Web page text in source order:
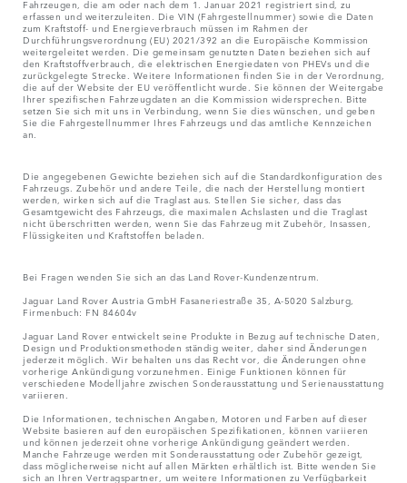
Fahrzeugen, die am oder nach dem 1. Januar 2021 registriert sind, zu
erfassen und weiterzuleiten. Die VIN (Fahrgestellnummer) sowie die Daten
zum Kraftstoff- und Energieverbrauch müssen im Rahmen der
Durchführungsverordnung (EU) 2021/392 an die Europäische Kommission
weitergeleitet werden. Die gemeinsam genutzten Daten beziehen sich auf
den Kraftstoffverbrauch, die elektrischen Energiedaten von PHEVs und die
zurückgelegte Strecke. Weitere Informationen finden Sie in der Verordnung,
die auf der Website der EU veröffentlicht wurde. Sie können der Weitergabe
Ihrer spezifischen Fahrzeugdaten an die Kommission widersprechen. Bitte
setzen Sie sich mit uns in Verbindung , wenn Sie dies wünschen, und geben
Sie die Fahrgestellnummer Ihres Fahrzeugs und das amtliche Kennzeichen
an.
Die angegebenen Gewichte beziehen sich auf die Standardkonfiguration des
Fahrzeugs. Zubehör und andere Teile, die nach der Herstellung montiert
werden, wirken sich auf die Traglast aus. Stellen Sie sicher, dass das
Gesamtgewicht des Fahrzeugs, die maximalen Achslasten und die Traglast
nicht überschritten werden, wenn Sie das Fahrzeug mit Zubehör, Insassen,
Flüssigkeiten und Kraftstoffen beladen.
Bei Fragen wenden Sie sich an das Land Rover-Kundenzentrum
Jaguar Land Rover Austria GmbH Fasaneriestraße 35, A-5020 Salzburg,
Firmenbuch: FN 84604v
Jaguar Land Rover entwickelt seine Produkte in Bezug auf technische Daten,
Design und Produktionsmethoden ständig weiter, daher sind Änderungen
jederzeit möglich. Wir behalten uns das Recht vor, die Änderungen ohne
vorherige Ankündigung vorzunehmen. Einige Funktionen können für
verschiedene Modelljahre zwischen Sonderausstattung und Serienausstattung
variieren.
Die Informationen, technischen Angaben, Motoren und Farben auf dieser
Website basieren auf den europäischen Spezifikationen, können variieren
und können jederzeit ohne vorherige Ankündigung geändert werden.
Manche Fahrzeuge werden mit Sonderausstattung oder Zubehör gezeigt,
dass möglicherweise nicht auf allen Märkten erhältlich ist. Bitte wenden Sie
sich an Ihren Vertragspartner, um weitere Informationen zu Verfügbarkeit